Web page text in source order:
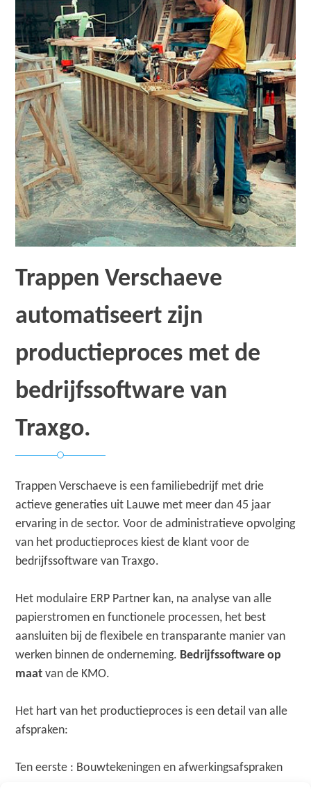
Trappen Verschaeve
automatiseert zijn
productieproces met de
bedrijfssoftware van
Traxgo.
Trappen Verschaeve is een familiebedrijf met drie
actieve generaties uit Lauwe met meer dan 45 jaar
ervaring in de sector. Voor de administratieve opvolging
van het productieproces kiest de klant voor de
bedrijfssoftware van Traxgo.
Het modulaire ERP Partner kan, na analyse van alle
papierstromen en functionele processen, het best
aansluiten bij de flexibele en transparante manier van
werken binnen de onderneming. Bedrijfssoftware op
maat van de KMO.
Het hart van het productieproces is een detail van alle
afspraken:
Ten eerste : Bouwtekeningen en afwerkingsafspraken